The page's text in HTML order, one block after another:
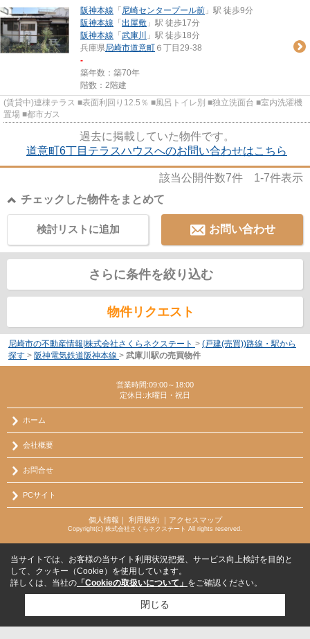
阪神本線 「 尼崎センタープール前 」駅 徒歩9分
阪神本線 「 出屋敷 」駅 徒歩17分
阪神本線 「 武庫川
」駅 徒歩18分
兵庫県尼崎市道意町 ６丁目29-38
-
築年数：築70年
階数：2階建
(賃貸中)連棟テラス ■表面利回り12.5％ ■風呂トイレ別 ■独立洗面台 ■室内洗濯機
置場 ■都市ガス
過去に掲載していた物件です。
道意町6丁目テラスハウスへのお問い合わせはこちら
該当公開件数7件 1-7件表示
チェックした物件をまとめて
お問い合わせ
検討リストに追加
さらに条件を絞り込む
物件リクエスト
尼崎市の不動産情報|株式会社さくらネクステート > (戸建(売買))路線・駅から
探す > 阪神電気鉄道阪神本線 > 武庫川駅の売買物件
営業時間:09:00～18:00
定休日:水曜日・祝日
ホーム
会社概要
お問合せ
PCサイト
個人情報 利用規約｜ アクセスマップ
Copyright(c) 株式会社さくらネクステート All rights reserved.
当サイトでは、お客様の当サイト利用状況把握、サービス向上検討を目的と
して、クッキー（Cookie）を使用しています。
詳しくは、当社の 「Cookieの取扱いについて」 をご確認ください。
閉じる